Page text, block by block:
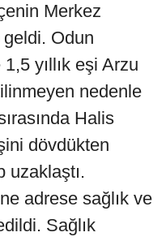
Merkez
Odun
yıllık eşi Arzu
nedenle
Halis
dövdükten
uzaklaştı.
adrese sağlık ve
Sağlık